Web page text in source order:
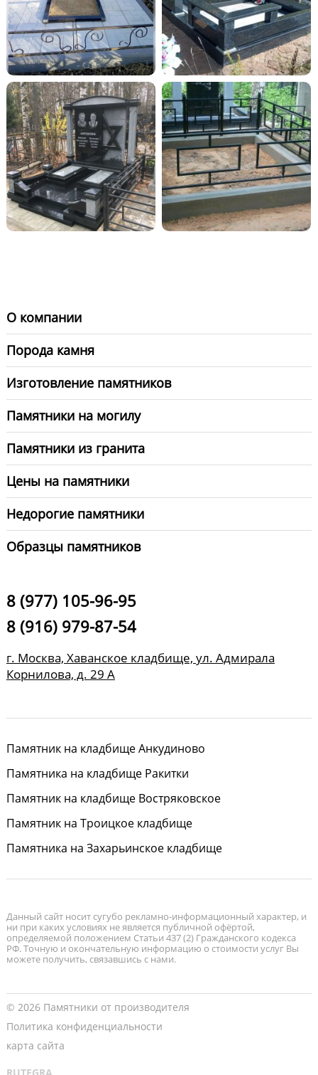
О компании
Порода камня
Изготовление памятников
Памятники на могилу
Памятники из гранита
Цены на памятники
Недорогие памятники
Образцы памятников
8 (977) 105-96-95
8 (916) 979-87-54
г. Москва, Хаванское кладбище, ул. Адмирала
Корнилова, д. 29 А
Памятник на кладбище Анкудиново
Памятника на кладбище Ракитки
Памятник на кладбище Востряковское
Памятник на Троицкое кладбище
Памятника на Захарьинское кладбище
Данный сайт носит сугубо рекламно-информационный характер, и
ни при каких условиях не является публичной офёртой,
определяемой положением Статьи 437 (2) Гражданского кодекса
РФ. Точную и окончательную информацию о стоимости услуг Вы
можете получить, связавшись с нами.
© 2026 Памятники от производителя
Политика конфиденциальности
карта сайта
RUTEGRA